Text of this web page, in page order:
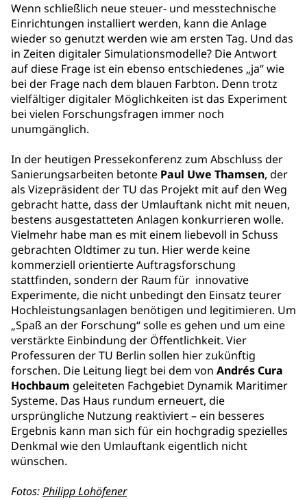
Wenn schließlich neue steuer- und messtechnische
Einrichtungen installiert werden, kann die Anlage
wieder so genutzt werden wie am ersten Tag. Und das
in Zeiten digitaler Simulationsmodelle? Die Antwort
auf diese Frage ist ein ebenso entschiedenes „ja“ wie
bei der Frage nach dem blauen Farbton. Denn trotz
vielfältiger digitaler Möglichkeiten ist das Experiment
bei vielen Forschungsfragen immer noch
unumgänglich.
In der heutigen Pressekonferenz zum Abschluss der
Sanierungsarbeiten betonte Paul Uwe Thamsen, der
als Vizepräsident der TU das Projekt mit auf den Weg
gebracht hatte, dass der Umlauftank nicht mit neuen,
bestens ausgestatteten Anlagen konkurrieren wolle.
Vielmehr habe man es mit einem liebevoll in Schuss
gebrachten Oldtimer zu tun. Hier werde keine
kommerziell orientierte Auftragsforschung
stattfinden, sondern der Raum für innovative
Experimente, die nicht unbedingt den Einsatz teurer
Hochleistungsanlagen benötigen und legitimieren. Um
„Spaß an der Forschung“ solle es gehen und um eine
verstärkte Einbindung der Öffentlichkeit. Vier
Professuren der TU Berlin sollen hier zukünftig
forschen. Die Leitung liegt bei dem von Andrés Cura
Hochbaum geleiteten Fachgebiet Dynamik Maritimer
Systeme. Das Haus rundum erneuert, die
ursprüngliche Nutzung reaktiviert – ein besseres
Ergebnis kann man sich für ein hochgradig spezielles
Denkmal wie den Umlauftank eigentlich nicht
wünschen.
Fotos:Philipp Lohöfener